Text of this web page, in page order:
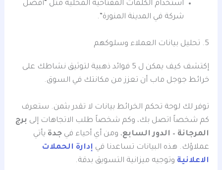
استخدام الكلمات المفتاحية المحلية مثل “أفضل
شركة في المدينة المنورة”.
5. تحليل بيانات العملاء وسلوكهم
إكتشف كيف يمكن ل 5 فوائد ذهبية لتوثيق نشاطك على
خرائط جوجل ماب أن تعزز من مكانتك في السوق.
توفر لك لوحة تحكم الخرائط بيانات لا تقدر بثمن. ستعرف
كم شخصاً اتصل بك، وكم شخصاً طلب الاتجاهات إلى برج
المرجانة – الدور السابع، ومن أي أحياء فيجدة يأتي
عملاؤك. هذه البيانات تساعدنا في إدارة الحملات
الاعلانية وتوجيه ميزانية التسويق بدقة.